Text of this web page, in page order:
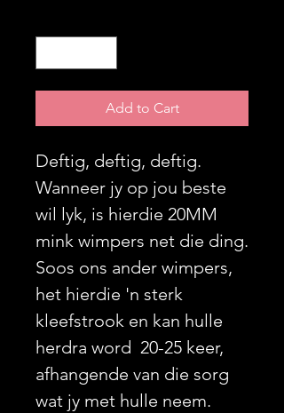
Add to Cart
Deftig, deftig, deftig.
Wanneer jy op jou beste
wil lyk, is hierdie 20MM
mink wimpers net die ding.
Soos ons ander wimpers,
het hierdie 'n sterk
kleefstrook en kan hulle
herdra word 20-25 keer,
afhangende van die sorg
wat jy met hulle neem.